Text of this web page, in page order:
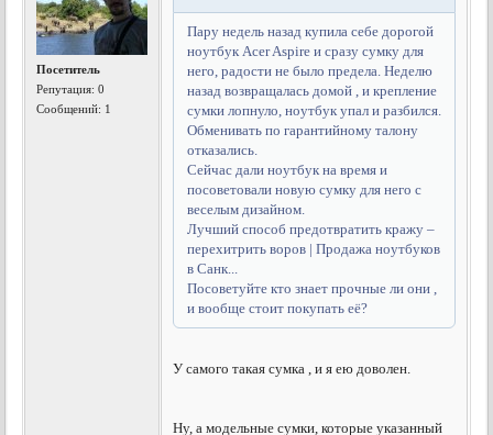
Посетитель
Репутация:0
Сообщений: 1
Пару недель назад купила себе дорогой
ноутбук Acer Aspire и сразу сумку для
него, радости не было предела. Неделю
назад возвращалась домой , и крепление
сумки лопнуло, ноутбук упал и разбился.
Обменивать по гарантийному талону
отказались.
Сейчас дали ноутбук на время и
посоветовали новую сумку для него с
веселым дизайном.
Лучший способ предотвратить кражу –
перехитрить воров | Продажа ноутбуков
в Санк...
Посоветуйте кто знает прочные ли они ,
и вообще стоит покупать её?
У самого такая сумка , и я ею доволен.
Ну, а модельные сумки, которые указанный